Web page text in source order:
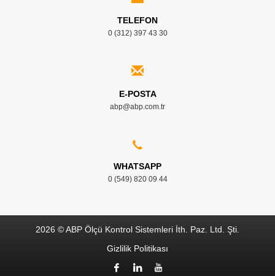
TELEFON
0 (312) 397 43 30
E-POSTA
abp@abp.com.tr
WHATSAPP
0 (549) 820 09 44
2026 © ABP Ölçü Kontrol Sistemleri İth. Paz. Ltd. Şti.
Gizlilik Politikası